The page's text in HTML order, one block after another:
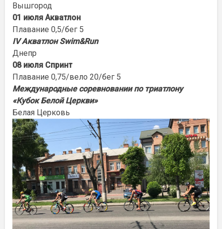
Вышгород
01 июля Акватлон
Плавание 0,5/бег 5
IV Акватлон Swim&Run
Днепр
08 июля Спринт
Плавание 0,75/вело 20/бег 5
Международные соревновании по триатлону
«Кубок Белой Церкви»
Белая Церковь